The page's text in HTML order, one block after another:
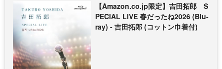
【Amazon.co.jp限定】吉田拓郎 S
PECIAL LIVE 春だったね2026 (Blu-
ray) - 吉田拓郎 (コットン巾着付)